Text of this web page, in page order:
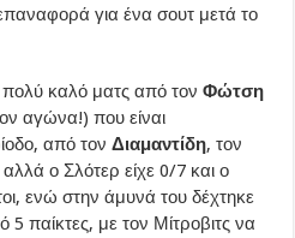
για ένα σουτ μετά το
καλό ματς από τονΦώτση
αγώνα!) που είναι
από τονΔιαμαντίδη, τον
αλλά ο Σλότερ είχε 0/7 και ο
ενώ στην άμυνά του δέχτηκε
παίκτες, με τον Μίτροβιτς να